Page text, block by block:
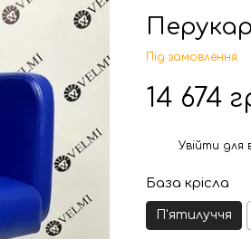
Під замовлення
14 674
Увійти для
База крісла
П'ятилуччя